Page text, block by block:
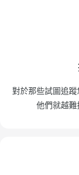
對於那些試圖追
他們就越難